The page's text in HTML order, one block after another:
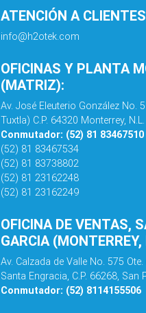
ATENCIÓN A
info@h2otek.com
OFICINAS Y PLANTA
(MATRIZ):
Av. José Eleuterio González No.
Tuxtla) C.P. 64320 Monterrey,
Conmutador: (52) 81 83467510
(52) 81 83467534
(52) 81 83738802
(52) 81 23162248
(52) 81 23162249
OFICINA DE VENTAS,
GARCIA (MONTERREY,
Av. Calzada de Valle No. 575
Santa Engracia, C.P. 66268, San
Conmutador: (52) 8114155506